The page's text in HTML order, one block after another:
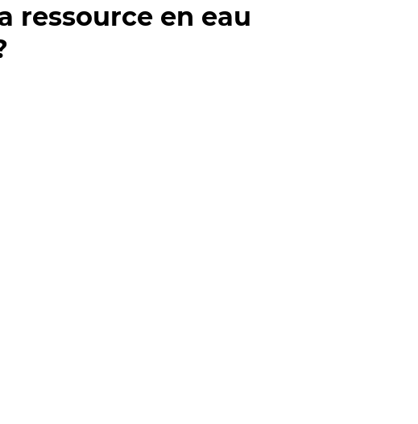
ressource en eau